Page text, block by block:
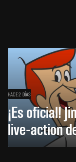
HACE 2 DÍAS
¡Es oficial!
live-action